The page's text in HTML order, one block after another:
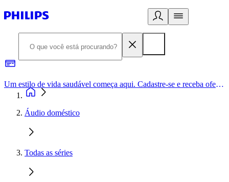
Um estilo de vida saudável começa aqui. Cadastre-se e receba ofertas exclusivas.
Áudio doméstico
Todas as séries